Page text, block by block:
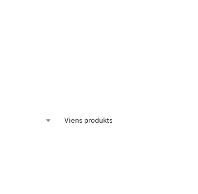
Viens produkts